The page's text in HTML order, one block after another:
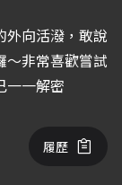
外向活潑，敢說
～非常喜歡嘗試
一一解密
履歷